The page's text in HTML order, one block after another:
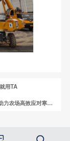
用TA
破冰除雪显神威！徐工伸缩臂叉装车助力农场高效应对寒冬挑战